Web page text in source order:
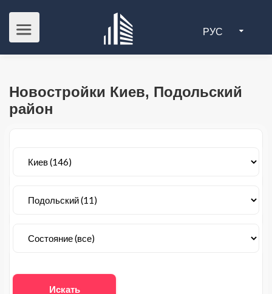
РУС
Новостройки Киев, Подольский
район
Искать